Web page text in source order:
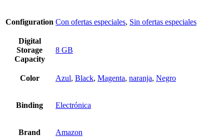
Configuration Con ofertas especiales, Sin ofertas especiales
Digital
Storage
Capacity
8 GB
Color Azul, Black, Magenta, naranja, Negro
Binding Electrónica
Brand Amazon